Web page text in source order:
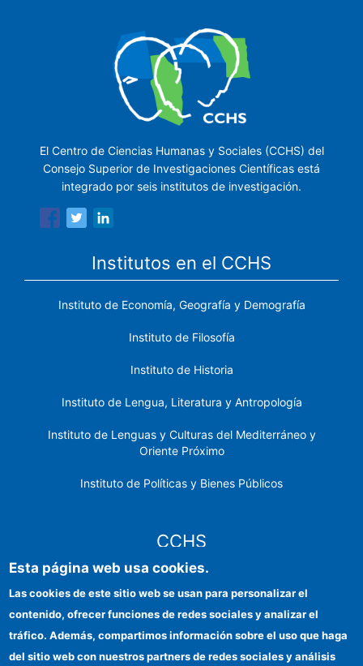
El Centro de Ciencias Humanas y Sociales (CCHS) del
Consejo Superior de Investigaciones Científicas está
integrado por seis institutos de investigación.
Institutos en el CCHS
Instituto de Economía, Geografía y Demografía
Instituto de Filosofía
Instituto de Historia
Instituto de Lengua, Literatura y Antropología
Instituto de Lenguas y Culturas del Mediterráneo y
Oriente Próximo
Instituto de Políticas y Bienes Públicos
CCHS
Identidad institucional
Esta página web usa cookies.
Las cookies de este sitio web se usan para personalizar el
contenido, ofrecer funciones de redes sociales y analizar el
tráfico. Además, compartimos información sobre el uso que haga
del sitio web con nuestros partners de redes sociales y análisis